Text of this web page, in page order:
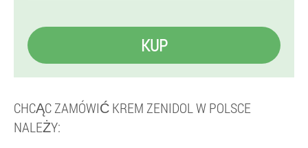
KUP
CHCĄC ZAMÓWIĆ KREM ZENIDOL W POLSCE
NALEŻY: